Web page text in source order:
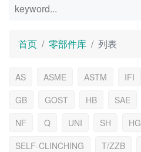
首页 零部件库 列表
AS ASME ASTM IFI
GB
GOST HB SAE
NF
Q UNI SH HG
SELF-CLINCHING
T/ZZB